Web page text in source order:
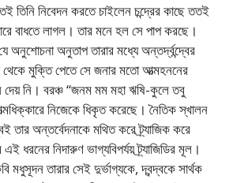
তিনি নিবেদন করতে চাইলেন চন্দ্রের কাছে ততই
বাধতে লাগল। তার মনে হল সে পাপ করছে।
অনুশোচনা অনুতাপ তারার মধ্যে অন্তর্দ্বন্দ্বের
থেকে মুক্তি পেতে সে জনার মতো আত্মহননের
দেয় নি। বরঞ্চ “জনম মম মহা ঋষি-কুলে তবু
নিজেকে ধিকৃত করেছে। নৈতিক স্খালন
তার অন্তর্বেদনাকে মথিত করে ট্র্যাজিক করে
ধরনের নিদারুণ ভাগ্যবিপর্যয় ট্র্যাজিডির মূল।
মধুসূদন তারার সেই দুর্ভাগ্যকে, দ্বন্দ্বকে সার্থক